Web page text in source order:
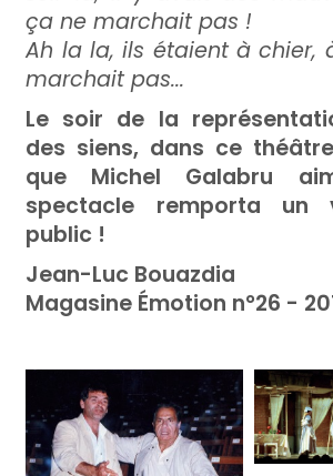
ça ne marchait pas !
Ah la la, ils étaient à chier,
marchait pas...
Le soir de la
des siens, dans ce
que Michel Galabru
spectacle remporta un
public !
Jean-Luc Bouazdia
Magasine Émotion n°26 -